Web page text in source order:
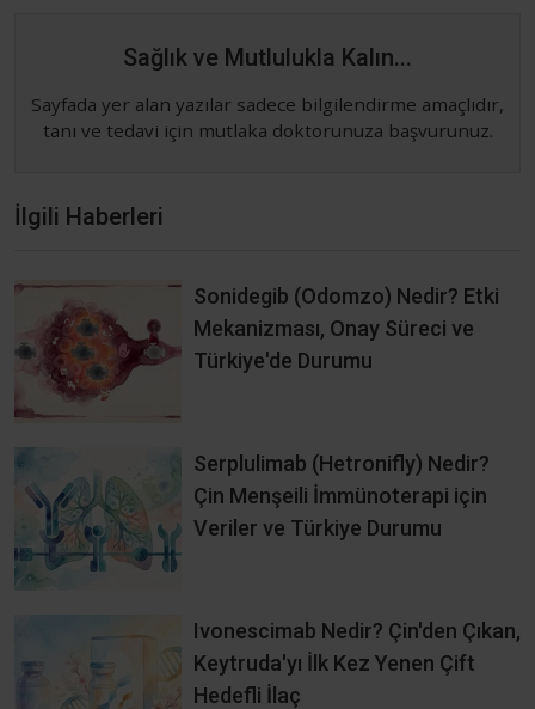
Sağlık ve Mutlulukla Kalın...
Sayfada yer alan yazılar sadece bilgilendirme amaçlıdır,
tanı ve tedavi için mutlaka doktorunuza başvurunuz.
İlgili Haberleri
Sonidegib (Odomzo) Nedir? Etki
Mekanizması, Onay Süreci ve
Türkiye'de Durumu
Serplulimab (Hetronifly) Nedir?
Çin Menşeili İmmünoterapi için
Veriler ve Türkiye Durumu
Ivonescimab Nedir? Çin'den Çıkan,
Keytruda'yı İlk Kez Yenen Çift
Hedefli İlaç